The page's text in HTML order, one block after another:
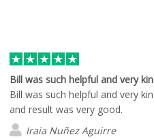
Bill was such helpful and very
Bill was such helpful and very
and result was very good.
Iraia Nuñez Aguirre